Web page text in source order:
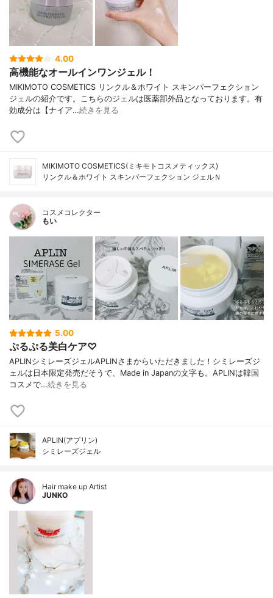
4.00
高機能なオールインワンジェル！
MIKIMOTO COSMETICS リンクル＆ホワイト スキンパーフェクション
ジェルの紹介です。こちらのジェルは医薬部外品となっております。有
効成分は【ナイア…続きを見る
MIKIMOTO COSMETICS(ミキモトコスメティックス)
リンクル＆ホワイト スキンパーフェクション ジェルＮ
コスメコレクター
もい
5.00
ぷるぷる美白ケア♡
APLINシミレーズジェルAPLINさまからいただきました！シミレーズジ
ェルは日本限定発売だそうで、Made in Japanの文字も。APLINは韓国
コスメで…続きを見る
APLIN(アプリン)
シミレーズジェル
Hair make up Artist
JUNKO